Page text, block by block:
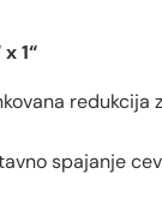
1“
redukcija
spajanje